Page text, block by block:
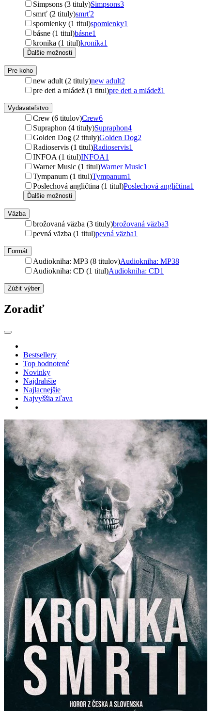
Simpsons (3 tituly)Simpsons3
smrť (2 tituly)smrť2
spomienky (1 titul)spomienky1
básne (1 titul)básne1
kronika (1 titul)kronika1
Ďalšie možnosti
Pre koho
new adult (2 tituly)new adult2
pre deti a mládež (1 titul)pre deti a mládež1
Vydavateľstvo
Crew (6 titulov)Crew6
Supraphon (4 tituly)Supraphon4
Golden Dog (2 tituly)Golden Dog2
Radioservis (1 titul)Radioservis1
INFOA (1 titul)INFOA1
Warner Music (1 titul)Warner Music1
Tympanum (1 titul)Tympanum1
Poslechová angličtina (1 titul)Poslechová angličtina1
Ďalšie možnosti
Väzba
brožovaná väzba (3 tituly)brožovaná väzba3
pevná väzba (1 titul)pevná väzba1
Formát
Audiokniha: MP3 (8 titulov)Audiokniha: MP38
Audiokniha: CD (1 titul)Audiokniha: CD1
Zúžiť výber
Zoradiť
Bestsellery
Top hodnotené
Novinky
Najdrahšie
Najlacnejšie
Najvyššia zľava